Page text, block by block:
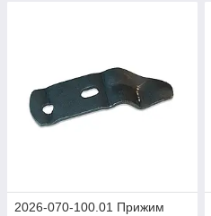
2026-070-100.01 Прижим